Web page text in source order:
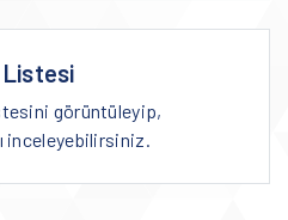
Listesi
görüntüleyip,
inceleyebilirsiniz.